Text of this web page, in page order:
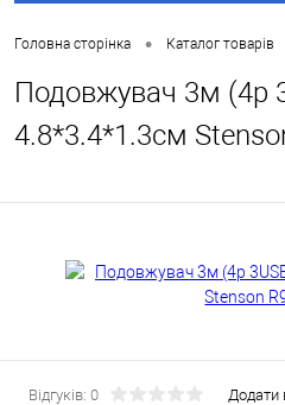
Головна сторінка • Каталог товарів
Подовжувач 3м (4р
4.8*3.4*1.3см
Відгуків: 0 Додати